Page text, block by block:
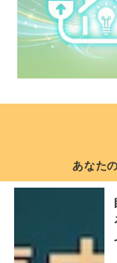
あなた